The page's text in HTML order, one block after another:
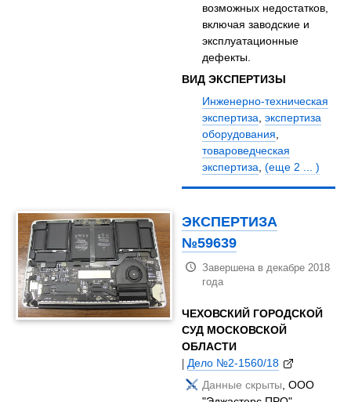
возможных недостатков,
включая заводские и
эксплуатационные
дефекты.
ВИД ЭКСПЕРТИЗЫ
Инженерно-техническая
экспертиза,экспертиза
оборудования,
товароведческая
экспертиза,(еще 2 ... )
ЭКСПЕРТИЗА
№59639
Завершена в декабре 2018
года
ЧЕХОВСКИЙ ГОРОДСКОЙ
СУД МОСКОВСКОЙ
ОБЛАСТИ
| Дело №2-1560/18
Данные скрыты , ООО